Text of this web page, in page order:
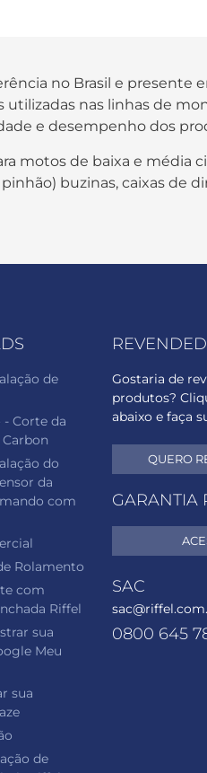
no Brasil e presente
utilizadas nas linhas de
e desempenho dos
motos de baixa e média
buzinas, caixas de
de
Corte da
do
da
com
Rolamento
com
Riffel
sua
Meu
sua
de
Gostaria de
produtos?
abaixo e faça
QUERO
GARANTIA
SAC
0800 645